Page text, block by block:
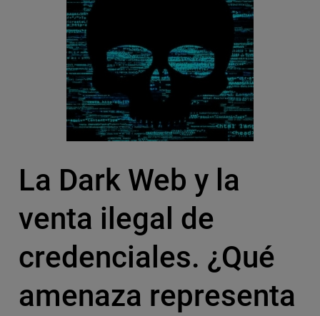
La Dark Web y la
venta ilegal de
credenciales. ¿Qué
amenaza representa